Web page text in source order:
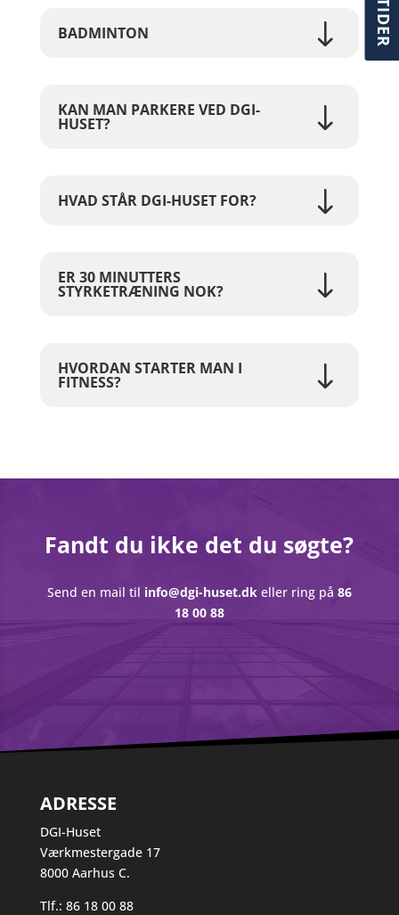
BADMINTON
KAN MAN PARKERE VED DGI-
HUSET?
HVAD STÅR DGI-HUSET FOR?
ER 30 MINUTTERS
STYRKETRÆNING NOK?
HVORDAN STARTER MAN I
FITNESS?
Fandt du ikke det du søgte?
Send en mail til info@dgi-huset.dk eller ring på 86
18 00 88
ADRESSE
DGI-Huset
Værkmestergade 17
8000 Aarhus C.
Tlf.: 86 18 00 88